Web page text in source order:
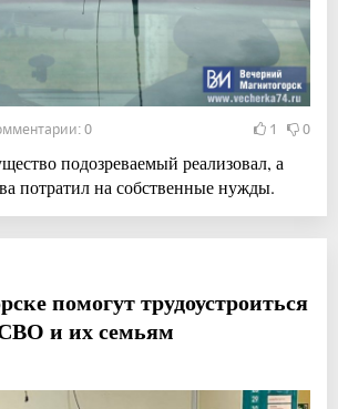
0 1 0
подозреваемый реализовал, а
потратил на собственные нужды.
помогут трудоустроиться
и их семьям